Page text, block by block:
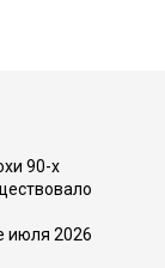
90-х
июля 2026